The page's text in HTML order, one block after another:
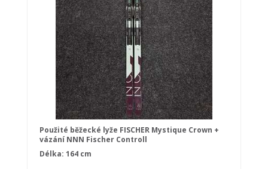
Použité běžecké lyže FISCHER Mystique Crown +
vázání NNN Fischer Controll
Délka: 164 cm